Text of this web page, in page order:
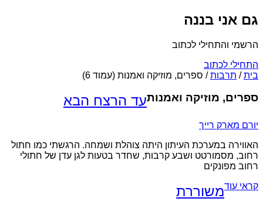
גם אני בננה
הרשמי והתחילי לכתוב
התחילי לכתוב
בית/ תרבות/ ספרים, מוזיקה ואמנות (עמוד 6)
ספרים, מוזיקה ואמנותעד הרצח הבא
יורם מארק רייך
האווירה במערכת העיתון היתה צוהלת ושמחה. הרגשתי כמו חתול
רחוב, מסמורטט ושבע קרבות, שחדר בטעות לגן עדן של חתולי
רחוב מפונקים
קראי עודמשוררת